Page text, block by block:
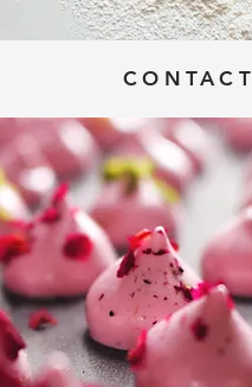
CONTACT